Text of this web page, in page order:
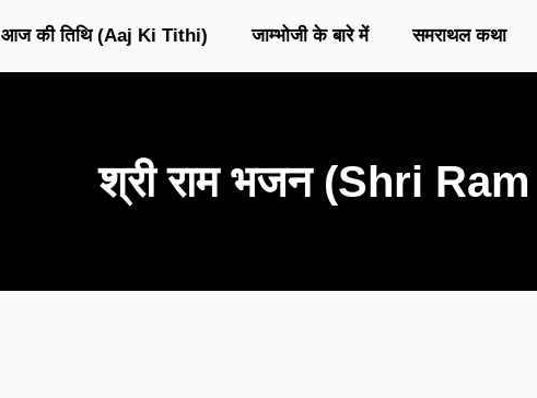
आज की तिथि (Aaj Ki Tithi) जाम्भोजी के बारे में समराथल कथा
श्री राम भजन (Shri